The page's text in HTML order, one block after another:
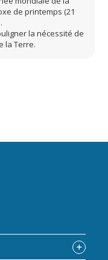
de printemps (21
la nécessité de
la Terre.